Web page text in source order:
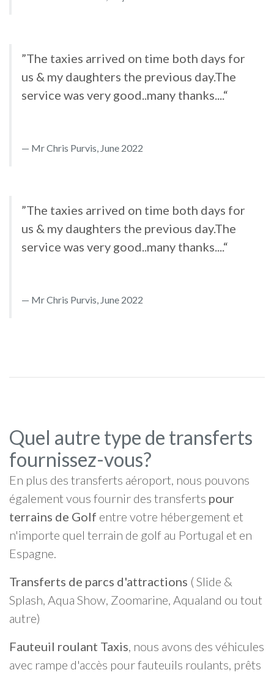
”The taxies arrived on time both days for
us & my daughters the previous day.The
service was very good..many thanks....“
Mr Chris Purvis, June 2022
”The taxies arrived on time both days for
us & my daughters the previous day.The
service was very good..many thanks....“
Mr Chris Purvis, June 2022
Quel autre type de transferts
fournissez-vous?
En plus des transferts aéroport, nous pouvons
également vous fournir des transferts pour
terrains de Golf entre votre hébergement et
n'importe quel terrain de golf au Portugal et en
Espagne.
Transferts de parcs d'attractions ( Slide &
Splash, Aqua Show, Zoomarine, Aqualand ou tout
autre)
Fauteuil roulant Taxis, nous avons des véhicules
avec rampe d'accès pour fauteuils roulants, prêts